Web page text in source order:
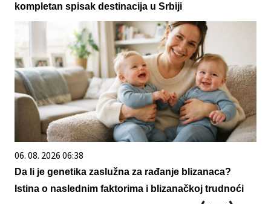
kompletan spisak destinacija u Srbiji
06. 08. 2026 06:38
Da li je genetika zaslužna za rađanje blizanaca?
Istina o naslednim faktorima i blizanačkoj trudnoći